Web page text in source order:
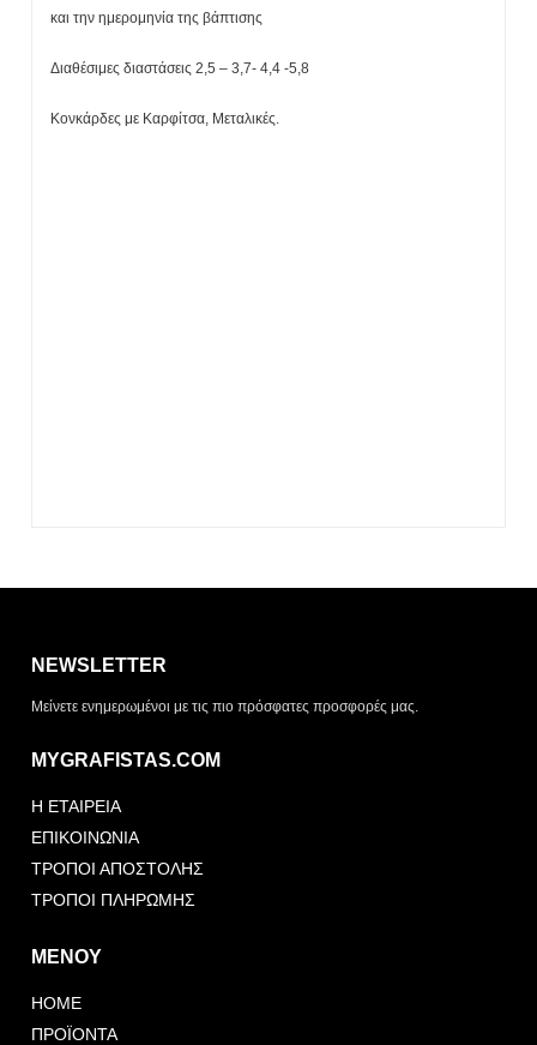
και την ημερομηνία της βάπτισης
Διαθέσιμες διαστάσεις 2,5 – 3,7- 4,4 -5,8
Κονκάρδες με Καρφίτσα, Μεταλικές.
NEWSLETTER
Μείνετε ενημερωμένοι με τις πιο πρόσφατες προσφορές μας.
MYGRAFISTAS.COM
Η ΕΤΑΙΡΕΙΑ
ΕΠΙΚΟΙΝΩΝΙΑ
ΤΡΟΠΟΙ ΑΠΟΣΤΟΛΗΣ
ΤΡΟΠΟΙ ΠΛΗΡΩΜΗΣ
ΜΕΝΟΥ
HOME
ΠΡΟΪΟΝΤΑ
ΤΡΌΠΟΣ ΠΑΡΆΔΟΣΗΣ